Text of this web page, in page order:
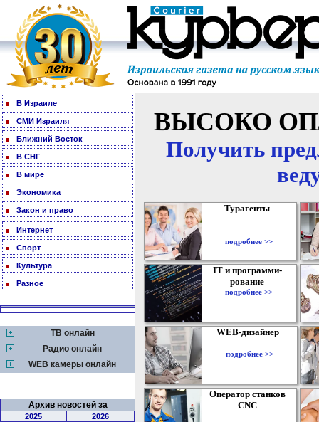
В Израиле
СМИ Израиля
Ближний Восток
В СНГ
В мире
Экономика
Закон и право
Интернет
Спорт
Культура
Разное
ТВ онлайн
Радио онлайн
WEB камеры онлайн
Архив новостей за
2025 2026
ВЫСОКО
Получить
Турагенты
подробнее >>
IT и программи-
рование
подробнее >>
WEB-дизайнер
подробнее >>
Оператор станков
CNC